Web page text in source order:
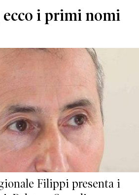
ecco i primi nomi
Filippi presenta i